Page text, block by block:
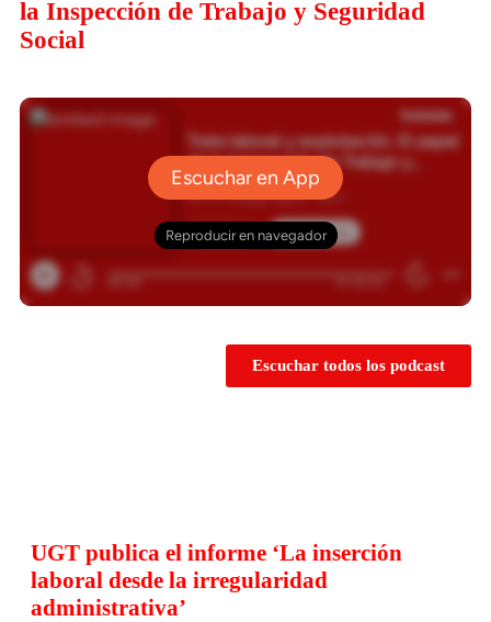
la Inspección de Trabajo y Seguridad
Social
Escuchar todos los podcast
UGT publica el informe ‘La inserción
laboral desde la irregularidad
administrativa’